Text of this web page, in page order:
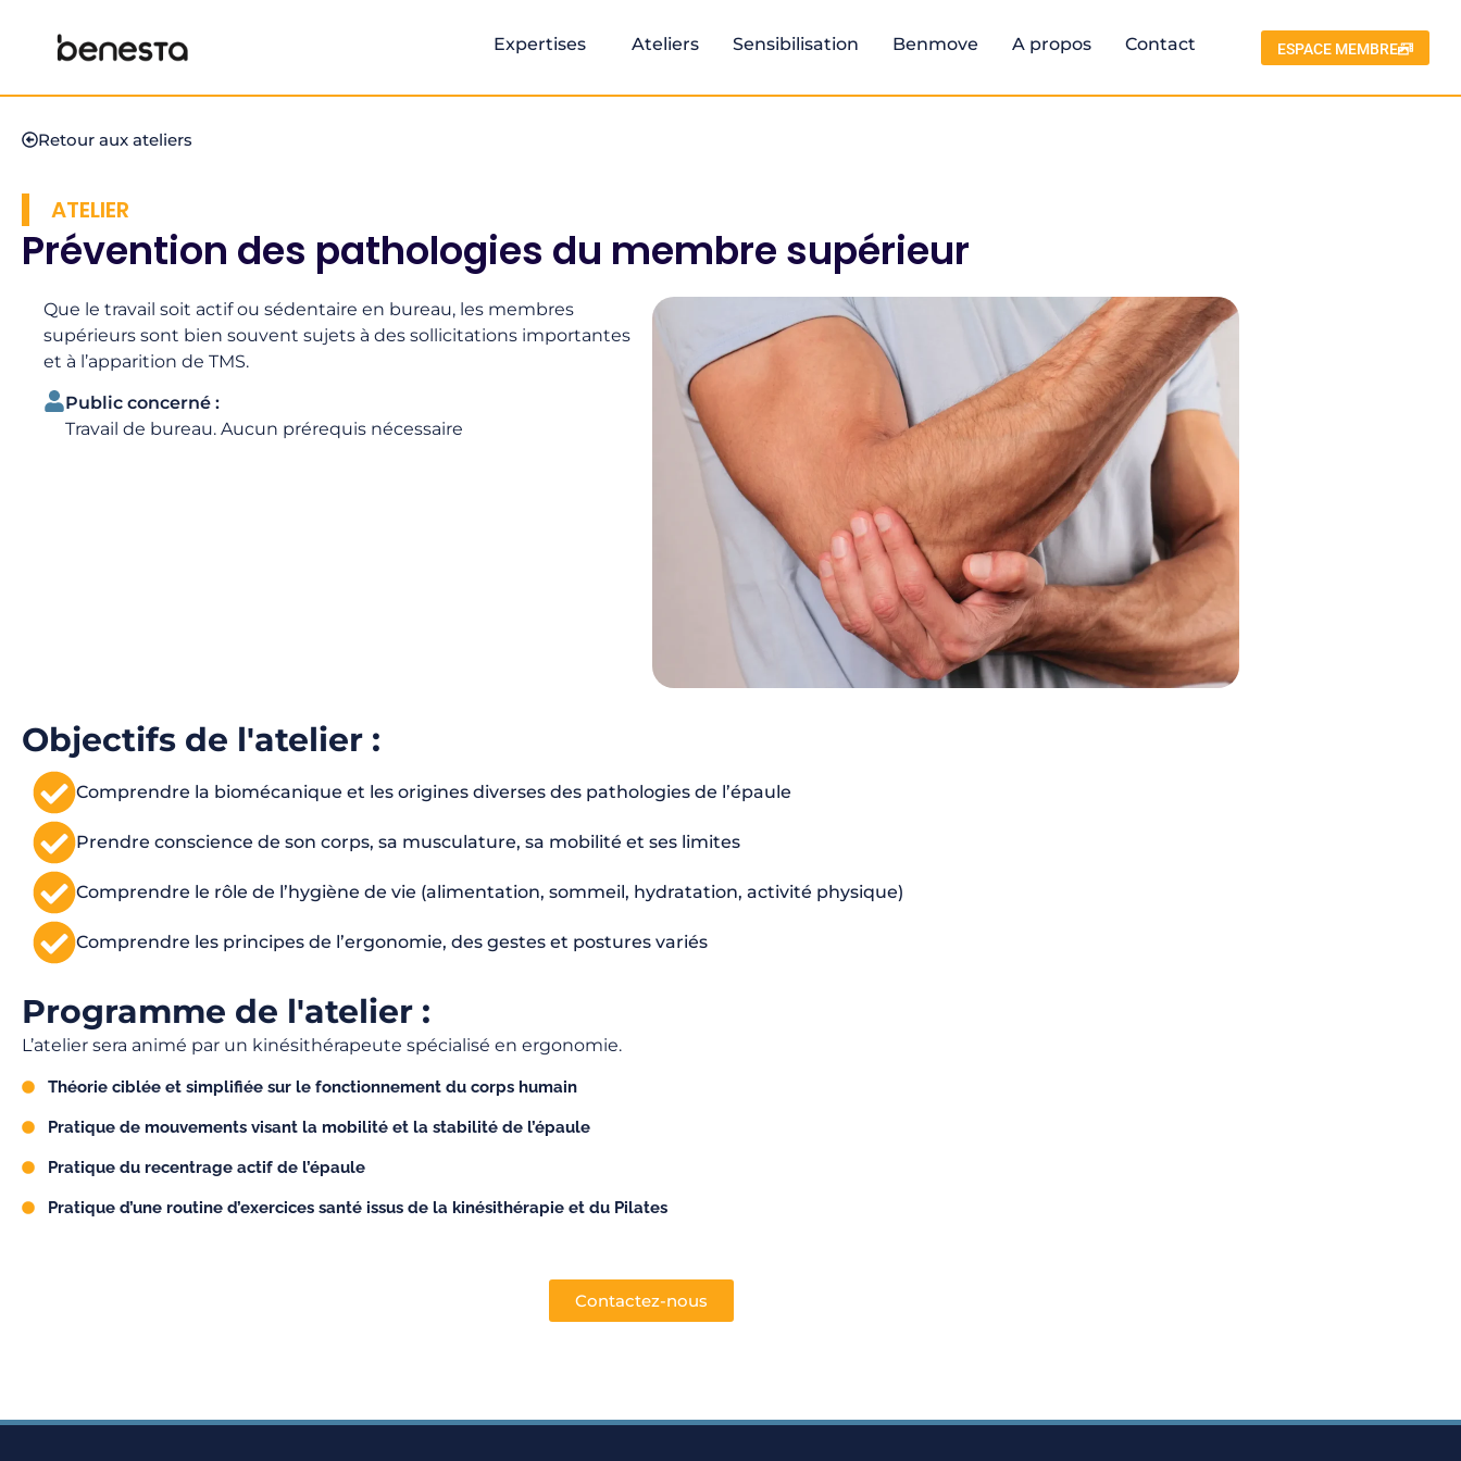
Expertises Ateliers Sensibilisation Benmove A propos Contact ESPACE MEMBRE
Retour aux ateliers
ATELIER
Prévention des pathologies du membre supérieur
Que le travail soit actif ou sédentaire en bureau, les membres
supérieurs sont bien souvent sujets à des sollicitations importantes
et à l’apparition de TMS.
Public concerné :
Travail de bureau. Aucun prérequis nécessaire
Objectifs de l'atelier :
Comprendre la biomécanique et les origines diverses des pathologies de l’épaule
Prendre conscience de son corps, sa musculature, sa mobilité et ses limites
Comprendre le rôle de l’hygiène de vie (alimentation, sommeil, hydratation, activité physique)
Comprendre les principes de l’ergonomie, des gestes et postures variés
Programme de l'atelier :
L’atelier sera animé par un kinésithérapeute spécialisé en ergonomie.
Théorie ciblée et simplifiée sur le fonctionnement du corps humain
Pratique de mouvements visant la mobilité et la stabilité de l’épaule
Pratique du recentrage actif de l’épaule
Pratique d’une routine d’exercices santé issus de la kinésithérapie et du Pilates
Contactez-nous